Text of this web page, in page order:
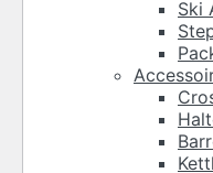
Ski